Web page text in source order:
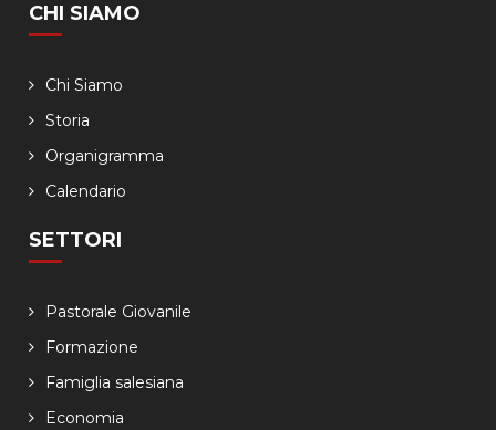
CHI SIAMO
Chi Siamo
Storia
Organigramma
Calendario
SETTORI
Pastorale Giovanile
Formazione
Famiglia salesiana
Economia